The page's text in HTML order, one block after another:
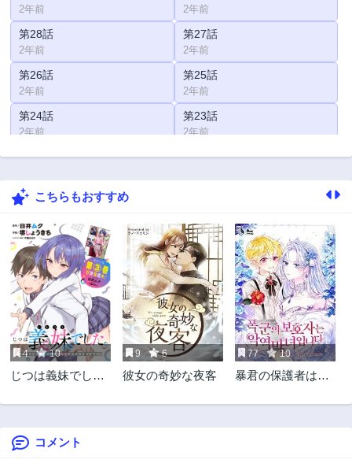
2年前 2年前
第28話
2年前
第27話
2年前
第26話
2年前
第25話
2年前
第24話
2年前
第23話
2年前
第22話 第21話
第20話
第18話
2年前
第17話
2年前
第16話
2年前
第15話
2年前
第14話
2年前
第13話
2年前
第12話
2年前
第11話
2年前
第10話 第9話
第8話
こちらもおすすめ
4 10
じつは義妹でし
義理の弟の距離感
～
9 6
彼女の奇妙な夜客
77 10
暴君の保護者は悪
コメント